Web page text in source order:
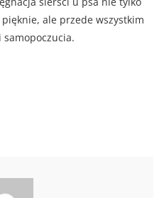
ale przede wszystkim